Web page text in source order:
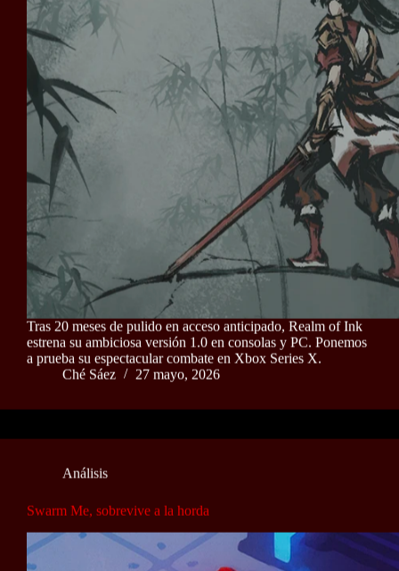
Tras 20 meses de pulido en acceso anticipado, Realm of Ink
estrena su ambiciosa versión 1.0 en consolas y PC. Ponemos
a prueba su espectacular combate en Xbox Series X.
Ché Sáez
27 mayo, 2026
Análisis
Swarm Me, sobrevive a la horda